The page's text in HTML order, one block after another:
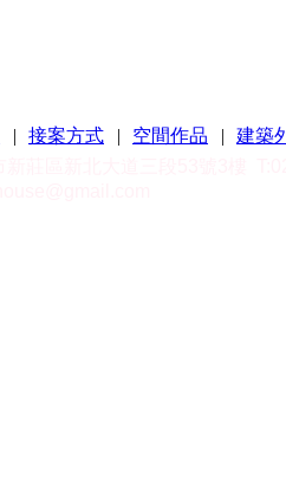
| 接案方式 | 空間作品 |
建築